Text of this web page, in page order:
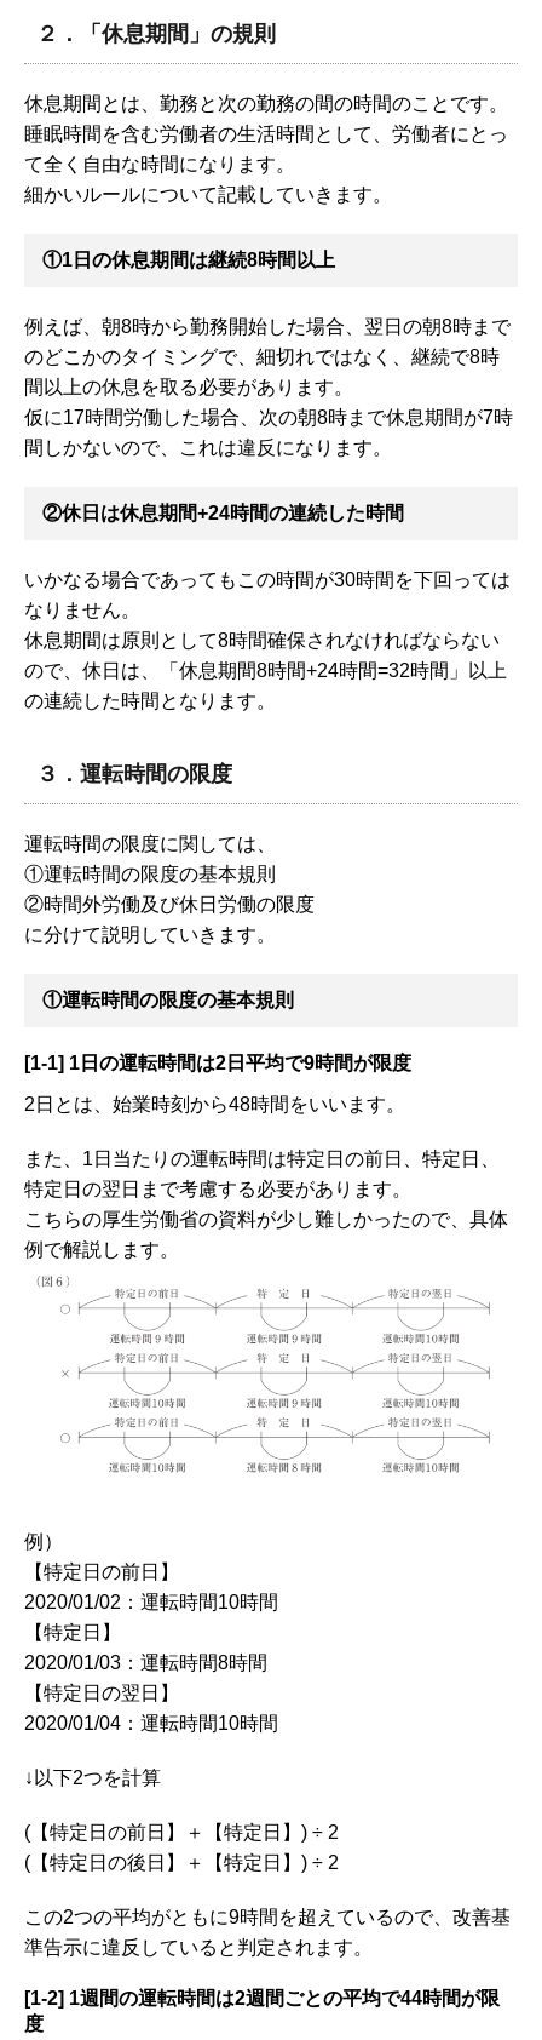
２．「休息期間」の規則
休息期間とは、勤務と次の勤務の間の時間のことです。
睡眠時間を含む労働者の生活時間として、労働者にとっ
て全く自由な時間になります。
細かいルールについて記載していきます。
①1日の休息期間は継続8時間以上
例えば、朝8時から勤務開始した場合、翌日の朝8時まで
のどこかのタイミングで、細切れではなく、継続で8時
間以上の休息を取る必要があります。
仮に17時間労働した場合、次の朝8時まで休息期間が7時
間しかないので、これは違反になります。
②休日は休息期間+24時間の連続した時間
いかなる場合であってもこの時間が30時間を下回っては
なりません。
休息期間は原則として8時間確保されなければならない
ので、休日は、「休息期間8時間+24時間=32時間」以上
の連続した時間となります。
３．運転時間の限度
運転時間の限度に関しては、
①運転時間の限度の基本規則
②時間外労働及び休日労働の限度
に分けて説明していきます。
①運転時間の限度の基本規則
[1-1] 1日の運転時間は2日平均で9時間が限度
2日とは、始業時刻から48時間をいいます。
また、1日当たりの運転時間は特定日の前日、特定日、
特定日の翌日まで考慮する必要があります。
こちらの厚生労働省の資料が少し難しかったので、具体
例で解説します。
例）
【特定日の前日】
2020/01/02：運転時間10時間
【特定日】
2020/01/03：運転時間8時間
【特定日の翌日】
2020/01/04：運転時間10時間
↓以下2つを計算
(【特定日の前日】＋【特定日】) ÷ 2
(【特定日の後日】＋【特定日】) ÷ 2
この2つの平均がともに9時間を超えているので、改善基
準告示に違反していると判定されます。
[1-2] 1週間の運転時間は2週間ごとの平均で44時間が限
度